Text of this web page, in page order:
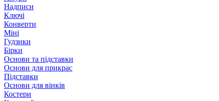
Надписи
Ключі
Конверти
Міні
Гудзики
Бірки
Основи та підставки
Основи для прикрас
Підставки
Основи для вінків
Костери